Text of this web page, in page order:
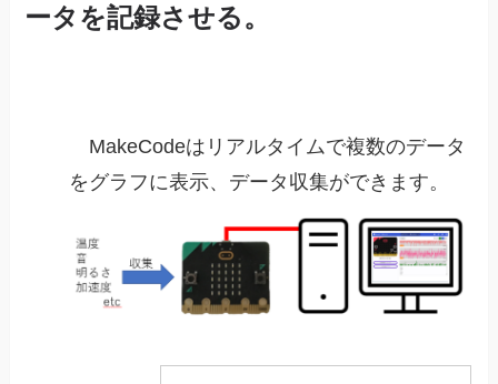
ータを記録させる。
MakeCodeはリアルタイムで複数のデータ
をグラフに表示、データ収集ができます。